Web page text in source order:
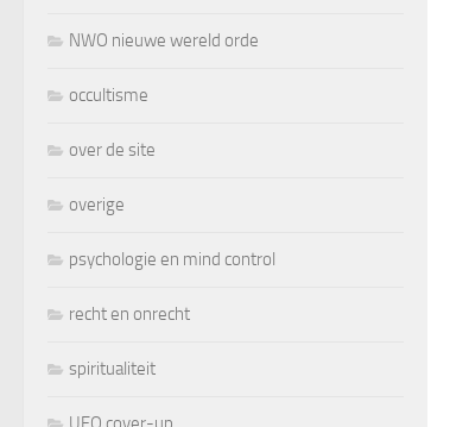
NWO nieuwe wereld orde
occultisme
over de site
overige
psychologie en mind control
recht en onrecht
spiritualiteit